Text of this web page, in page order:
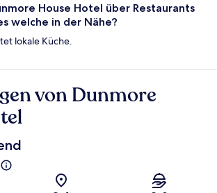
House Hotel über Restaurants
welche in der Nähe?
lokale Küche.
von Dunmore